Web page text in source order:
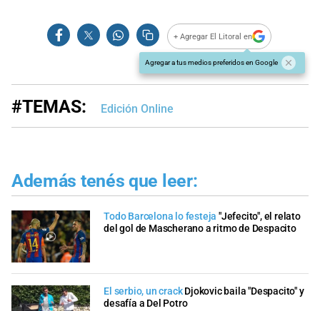
+ Agregar El Litoral en
Agregar a tus medios preferidos en Google
#TEMAS: Edición Online
Además tenés que leer:
Todo Barcelona lo festeja "Jefecito", el relato
del gol de Mascherano a ritmo de Despacito
El serbio, un crack Djokovic baila "Despacito" y
desafía a Del Potro